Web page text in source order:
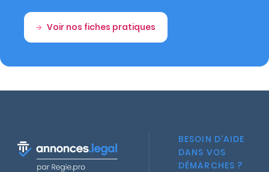
Voir nos fiches pratiques
BESOIN D'AIDE
DANS VOS
DÉMARCHES ?